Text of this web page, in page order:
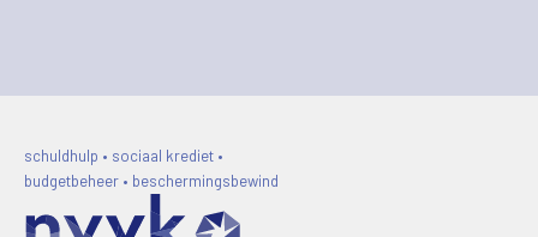
schuldhulp • sociaal krediet •
budgetbeheer • beschermingsbewind